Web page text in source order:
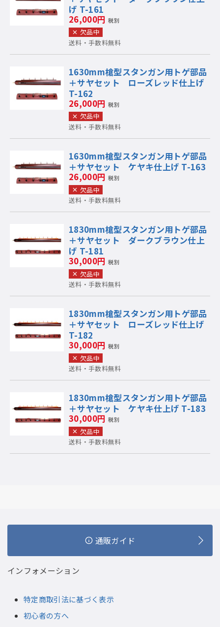
げ T-161
26,000円 税別
欠品中
送料・手数料無料
1630mm槍型スタンガン用トゲ部品
＋サヤセット ローズレッド仕上げ
T-162
26,000円 税別
欠品中
送料・手数料無料
1630mm槍型スタンガン用トゲ部品
＋サヤセット ケヤキ仕上げ T-163
26,000円 税別
欠品中
送料・手数料無料
1830mm槍型スタンガン用トゲ部品
＋サヤセット ダークブラウン仕上
げ T-181
30,000円 税別
欠品中
送料・手数料無料
1830mm槍型スタンガン用トゲ部品
＋サヤセット ローズレッド仕上げ
T-182
30,000円 税別
欠品中
送料・手数料無料
1830mm槍型スタンガン用トゲ部品
＋サヤセット ケヤキ仕上げ T-183
30,000円 税別
欠品中
送料・手数料無料
通販ガイド
インフォメーション
特定商取引法に基づく表示
初心者の方へ